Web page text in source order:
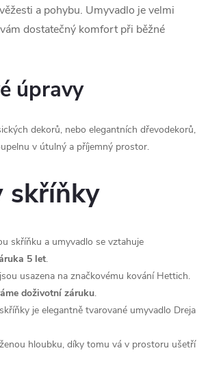
a pohybu. Umyvadlo je velmi
dostatečný komfort při běžné
úpravy
dekorů, nebo elegantních dřevodekorů,
v útulný a příjemný prostor.
skříňky
skříňku a umyvadlo se vztahuje
5 let.
usazena na značkovému kování Hettich.
doživotní záruku.
je elegantně tvarované umyvadlo Dreja
hloubku, díky tomu vá v prostoru ušetří